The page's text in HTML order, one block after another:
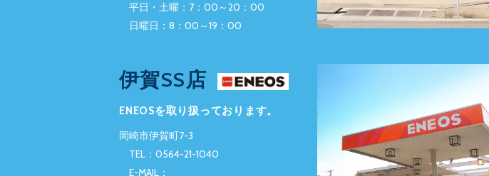
平日・土曜：7：00～20：00
日曜日：8：00～19：00
伊賀SS店
ENEOSを取り扱っております。
岡崎市伊賀町7-3
TEL：0564-21-1040
E-MAIL：